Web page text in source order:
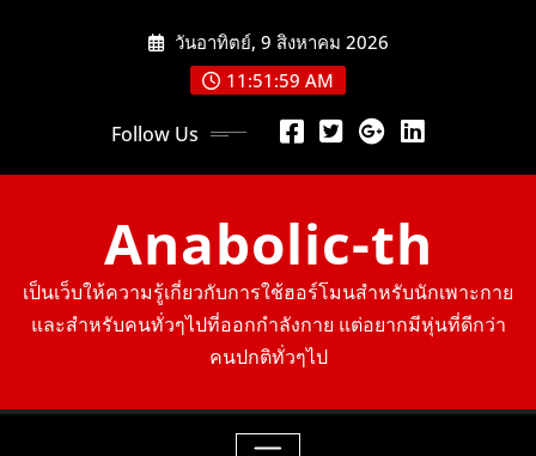
วันอาทิตย์, 9 สิงหาคม 2026
11:52:01 AM
Follow Us
Anabolic-th
เป็นเว็บให้ความรู้เกี่ยวกับการใช้ฮอร์โมนสำหรับนักเพาะกาย
และสำหรับคนทั่วๆไปที่ออกกำลังกาย แต่อยากมีหุ่นที่ดีกว่า
คนปกติทั่วๆไป